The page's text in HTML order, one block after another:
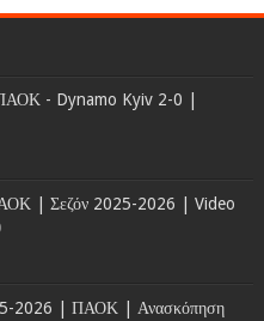
- Dynamo Kyiv 2-0 |
| Σεζόν 2025-2026 | Video
2026 | ΠΑΟΚ | Ανασκόπηση